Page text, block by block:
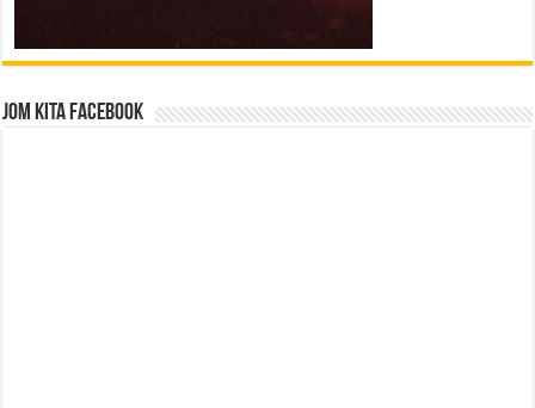
Jom Kita Facebook